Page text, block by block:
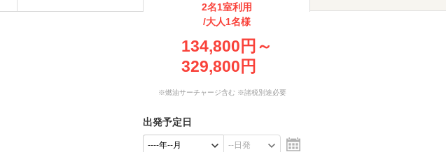
2名1室利用
/大人1名様
134,800円～
329,800円
※燃油サーチャージ含む ※諸税別途必要
出発予定日